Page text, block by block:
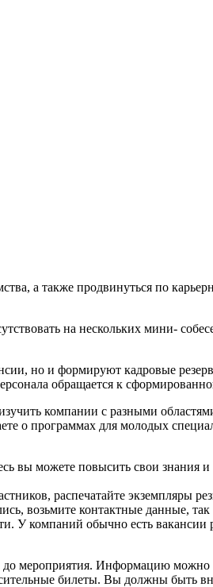
а также продвинуться по
на нескольких мини-
но и формируют кадровые
обращается к
компании с разными
о программах для молодых
вы можете повысить свои знания
распечатайте экземпляры
возьмите контактные данные,
У компаний обычно есть
до мероприятия. Информацию
билеты. Вы должны быть